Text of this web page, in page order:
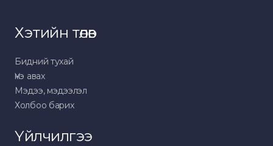
Хэтийн төлөв
Бидний тухай
Үнэ авах
Мэдээ, мэдээлэл
Холбоо барих
Үйлчилгээ